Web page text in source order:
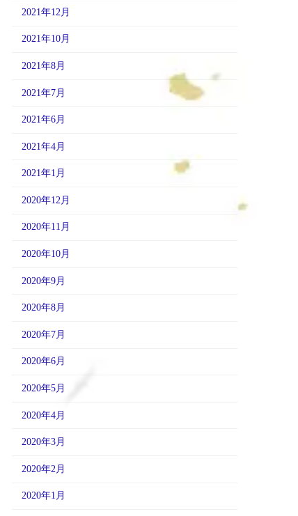
2021年12月
2021年10月
2021年8月
2021年7月
2021年6月
2021年4月
2021年1月
2020年12月
2020年11月
2020年10月
2020年9月
2020年8月
2020年7月
2020年6月
2020年5月
2020年4月
2020年3月
2020年2月
2020年1月